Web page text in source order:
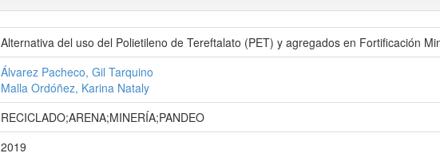
Alternativa del uso del Polietileno de Tereftalato (PET) y agregados en Fortificación
Álvarez Pacheco, Gil Tarquino
Malla Ordóñez, Karina Nataly
RECICLADO;ARENA;MINERÍA;PANDEO
2019